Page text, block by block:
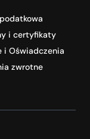
i certyfikaty
i Oświadczenia
zwrotne